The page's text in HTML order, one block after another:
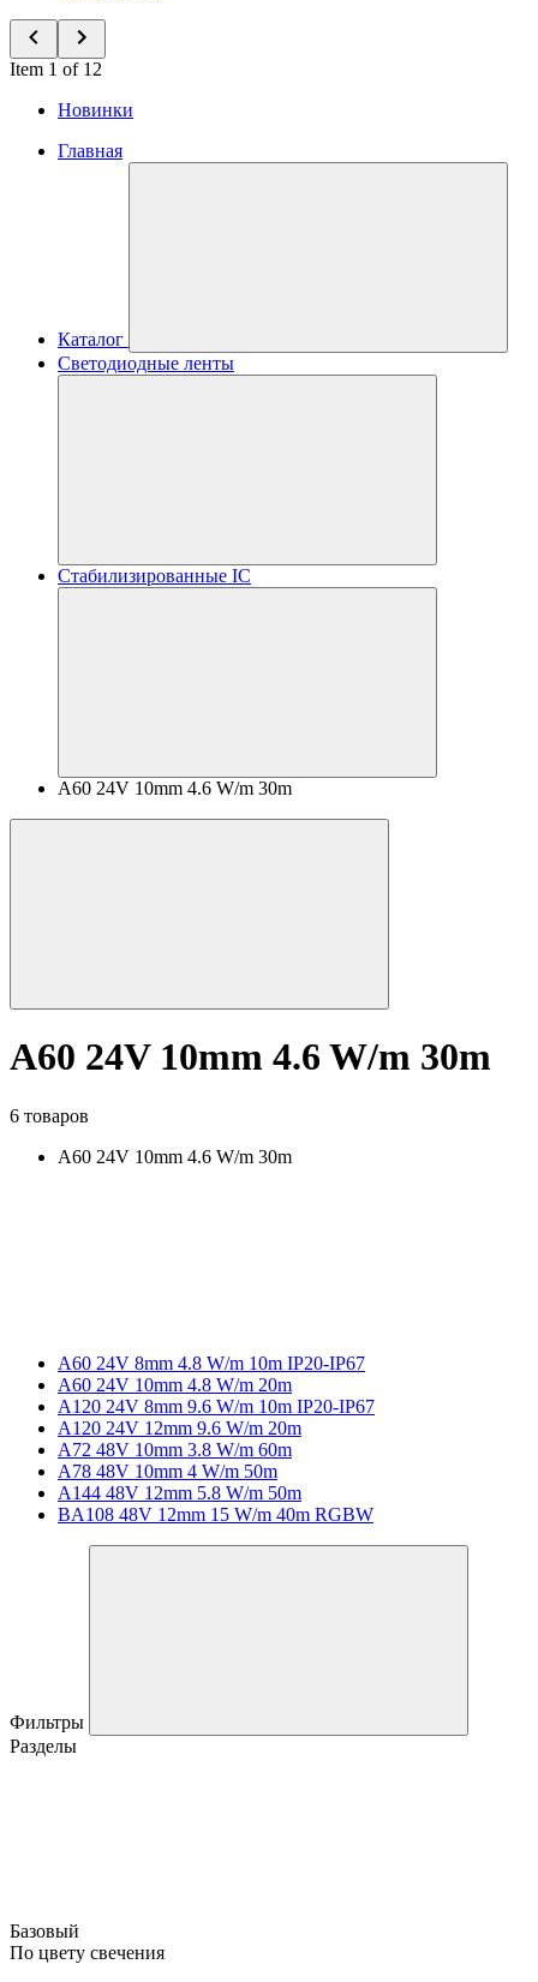
Item 1 of 12
Новинки
Главная
Каталог
Светодиодные ленты
Стабилизированные IC
A60 24V 10mm 4.6 W/m 30m
A60 24V 10mm 4.6 W/m 30m
6 товаров
A60 24V 10mm 4.6 W/m 30m
A60 24V 8mm 4.8 W/m 10m IP20-IP67
A60 24V 10mm 4.8 W/m 20m
A120 24V 8mm 9.6 W/m 10m IP20-IP67
A120 24V 12mm 9.6 W/m 20m
A72 48V 10mm 3.8 W/m 60m
A78 48V 10mm 4 W/m 50m
A144 48V 12mm 5.8 W/m 50m
BA108 48V 12mm 15 W/m 40m RGBW
Фильтры
Разделы
Базовый
По цвету свечения